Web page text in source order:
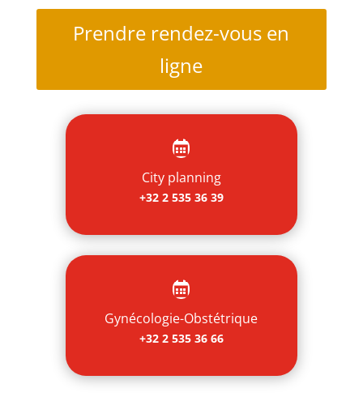
Prendre rendez-vous en
ligne

City planning
+32 2 535 36 39

Gynécologie-Obstétrique
+32 2 535 36 66